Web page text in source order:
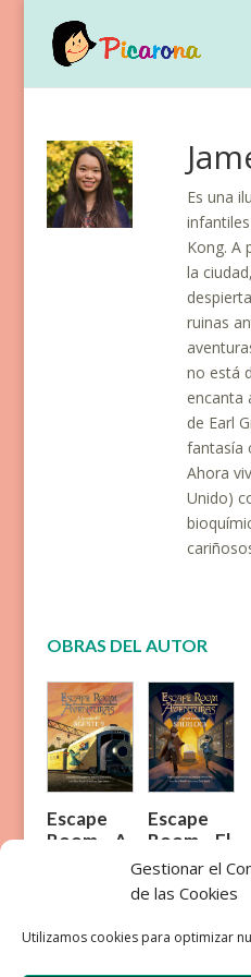
Gestionar el
de las Cookies
Utilizamos cookies para optimizar
Es una
Kong. A
la
ruinas
no está
encanta
de Earl
fantasía
Ahora
Unido)
OBRAS DEL AUTOR
Escape
Room – A
la caza del
Escape
Room – El
gran caso
de
Sherlock